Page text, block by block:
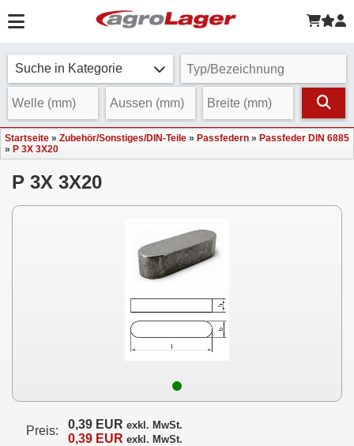
Suche in Kategorie
Startseite » Zubehör/Sonstiges/DIN-Teile » Passfedern » Passfeder DIN 6885
» P 3X 3X20
P 3X 3X20
Preis: 0,39 EUR exkl. MwSt.
0,39 EUR exkl. MwSt.